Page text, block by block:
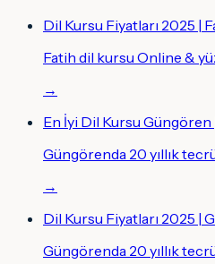
Dil Kursu Fiyatları 2025 |
Fatih dil kursu Online &
→
En İyi Dil Kursu
Güngörenda 20 yıllık
→
Dil Kursu Fiyatları 2025 |
Güngörenda 20 yıllık